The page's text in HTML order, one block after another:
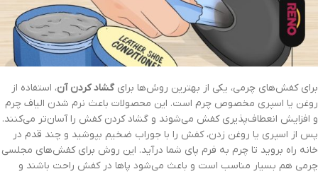
برای کفش‌های چرمی، یکی از بهترین روش‌ها برای گشاد کردن آن، استفاده از
روغن یا اسپری مخصوص چرم است. این محصولات باعث نرم شدن الیاف چرم
و افزایش انعطاف‌پذیری کفش می‌شوند و گشاد کردن کفش را آسان‌تر می‌کنند.
پس از اسپری یا روغن زدن، کفش را با جوراب ضخیم بپوشید و چند قدم در
خانه راه بروید تا چرم به فرم پای شما درآید. این روش برای کفش‌های مجلسی
چرمی هم بسیار مناسب است و باعث می‌شود پاها در کفش راحت باشند و